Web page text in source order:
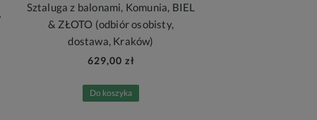
Sztaluga z balonami, Komunia, BIEL
& ZŁOTO (odbiór osobisty,
dostawa, Kraków)
629,00 zł
Do koszyka